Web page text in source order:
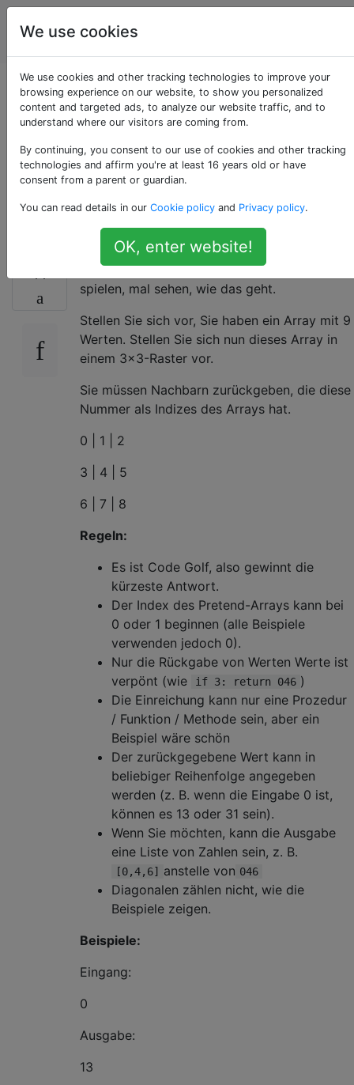
Programmierrätsel
& Code Golf
Geben Sie den
Nachbarindex in
einem 3x3-Raster
zurück
11
Okay, mein zweiter Versuch, Code Golf zu
spielen, mal sehen, wie das geht.
Stellen Sie sich vor, Sie haben ein Array mit 9
Werten. Stellen Sie sich nun dieses Array in
einem 3x3-Raster vor.
Sie müssen Nachbarn zurückgeben, die diese
Nummer als Indizes des Arrays hat.
0 | 1 | 2
3 | 4 | 5
6 | 7 | 8
Regeln:
Es ist Code Golf, also gewinnt die
kürzeste Antwort.
Der Index des Pretend-Arrays kann bei
0 oder 1 beginnen (alle Beispiele
verwenden jedoch 0).
Nur die Rückgabe von Werten Werte ist
verpönt (wie
if 3: return 046 )
Die Einreichung kann nur eine Prozedur
/ Funktion / Methode sein, aber ein
Beispiel wäre schön
Der zurückgegebene Wert kann in
beliebiger Reihenfolge angegeben
werden (z. B. wenn die Eingabe 0 ist,
können es 13 oder 31 sein).
Wenn Sie möchten, kann die Ausgabe
eine Liste von Zahlen sein, z. B.
[0,4,6] anstelle von 046
Diagonalen zählen nicht, wie die
Beispiele zeigen.
Beispiele:
Eingang:
0
Ausgabe:
13
We use cookies
We use cookies and other tracking technologies to improve your
browsing experience on our website, to show you personalized
content and targeted ads, to analyze our website traffic, and to
understand where our visitors are coming from.
By continuing, you consent to our use of cookies and other tracking
technologies and affirm you're at least 16 years old or have
consent from a parent or guardian.
You can read details in our Cookie policy and Privacy policy.
OK, enter website!